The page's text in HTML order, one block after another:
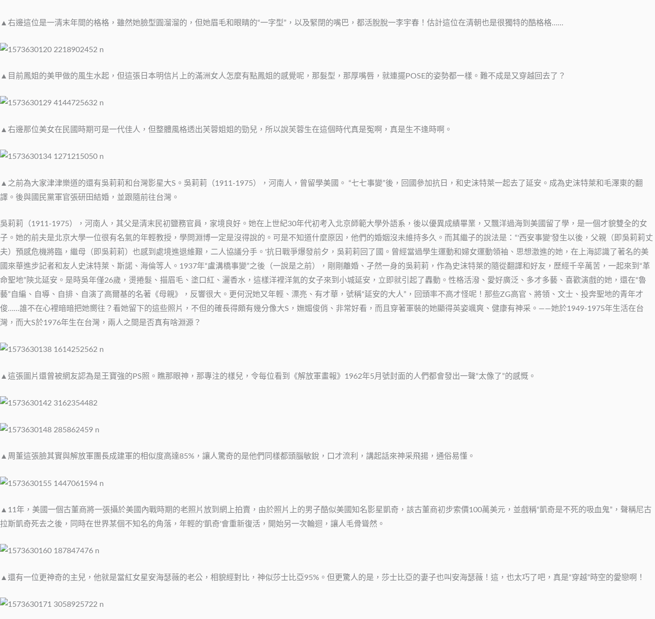
▲右邊這位是一清末年間的格格，雖然她臉型圓溜溜的，但她眉毛和眼睛的“一字型”，以及緊閉的嘴巴，都活脫脫一李宇春！估計這位在清朝也是很獨特的酷格格……
▲目前鳳姐的美甲做的風生水起，但這張日本明信片上的滿洲女人怎麼有點鳳姐的感覺呢，那髮型，那厚嘴唇，就連擺POSE的姿勢都一樣。難不成是又穿越回去了？
▲右邊那位美女在民國時期可是一代佳人，但整體風格透出芙蓉姐姐的勁兒，所以說芙蓉生在這個時代真是冤啊，真是生不逢時啊。
▲之前為大家津津樂道的還有吳莉莉和台灣影星大S。吳莉莉（1911-1975），河南人，曾留學美國。 “七七事變”後，回國參加抗日，和史沫特萊一起去了延安。成為史沫特萊和毛澤東的翻
譯。後與國民黨軍官張研田結婚，並跟隨前往台灣。
吳莉莉（1911-1975），河南人，其父是清末民初鹽務官員，家境良好。她在上世紀30年代初考入北京師範大學外語系，後以優異成績畢業，又飄洋過海到美國留了學，是一個才貌雙全的女
子。她的前夫是北京大學一位很有名氣的年輕教授，學問淵博一定是沒得說的。可是不知道什麼原因，他們的婚姻沒未維持多久。而其繼子的說法是：“'西安事變'發生以後，父親（即吳莉莉丈
夫）預感危機將臨，繼母（即吳莉莉）也感到處境進退維艱，二人協議分手。'抗日戰爭爆發前夕，吳莉莉回了國。曾經當過學生運動和婦女運動領袖、思想激進的她，在上海認識了著名的美
國來華進步記者和友人史沫特萊、斯諾、海倫等人。1937年“盧溝橋事變”之後（一說是之前），剛剛離婚、孑然一身的吳莉莉，作為史沫特萊的隨從翻譯和好友，歷經千辛萬苦，一起來到“革
命聖地”陝北延安。是時吳年僅26歲，燙捲髮、描眉毛、塗口紅、灑香水，這樣洋裡洋氣的女子來到小城延安，立即就引起了轟動。性格活潑、愛好廣泛、多才多藝、喜歡演戲的她，還在“魯
藝”自編、自導、自排、自演了高爾基的名著《母親》，反響很大。更何況她又年輕、漂亮、有才華，號稱“延安的大人”，回頭率不高才怪呢！那些ZG高官、將領、文士、投奔聖地的青年才
俊……誰不在心裡暗暗把她嚮往？看她留下的這些照片，不但的確長得頗有幾分像大S，嫵媚俊俏、非常好看，而且穿著軍裝的她顯得英姿颯爽、健康有神采。——她於1949-1975年生活在台
灣，而大S於1976年生在台灣，兩人之間是否真有啥淵源？
▲這張圖片還曾被網友認為是王寶強的PS照。瞧那眼神，那專注的樣兒，令每位看到《解放軍畫報》1962年5月號封面的人們都會發出一聲“太像了”的感慨。
▲周董這張臉其實與解放軍團長成建軍的相似度高達85%，讓人驚奇的是他們同樣都頭腦敏銳，口才流利，講起話來神采飛揚，通俗易懂。
▲11年，美國一個古董商將一張攝於美國內戰時期的老照片放到網上拍賣，由於照片上的男子酷似美國知名影星凱奇，該古董商初步索價100萬美元，並戲稱“凱奇是不死的吸血鬼”，聲稱尼古
拉斯凱奇死去之後，同時在世界某個不知名的角落，年輕的'凱奇'會重新復活，開始另一次輪迴，讓人毛骨聳然。
▲還有一位更神奇的主兒，他就是當紅女星安海瑟薇的老公，相貌經對比，神似莎士比亞95%。但更驚人的是，莎士比亞的妻子也叫安海瑟薇！這，也太巧了吧，真是“穿越”時空的愛戀啊！